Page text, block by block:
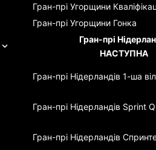
Гран-прі Угорщини
Гран-прі Угорщини Гонка
Гран-прі
НАСТУПНА
Гран-прі Нідерландів 1-ша
Гран-прі Нідерландів Sprint
Гран-прі Нідерландів